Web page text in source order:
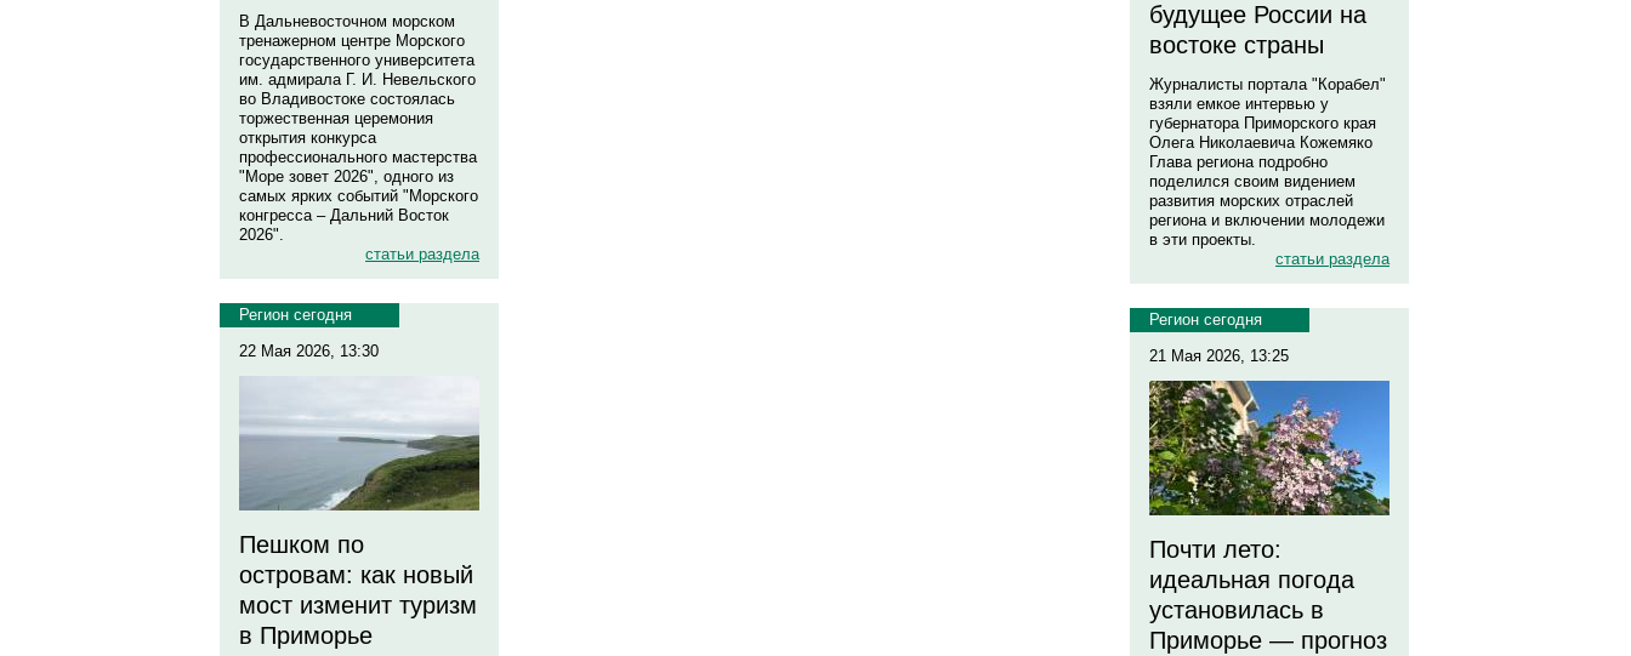
В Дальневосточном морском
тренажерном центре Морского
государственного университета
им. адмирала Г. И. Невельского
во Владивостоке состоялась
торжественная церемония
открытия конкурса
профессионального мастерства
"Море зовет 2026", одного из
самых ярких событий "Морского
конгресса – Дальний Восток
2026".
статьи раздела
Регион сегодня
22 Мая 2026, 13:30
Пешком по
островам: как новый
мост изменит туризм
в Приморье
будущее России на
востоке страны
Журналисты портала "Корабел"
взяли емкое интервью у
губернатора Приморского края
Олега Николаевича Кожемяко
Глава региона подробно
поделился своим видением
развития морских отраслей
региона и включении молодежи
в эти проекты.
статьи раздела
Регион сегодня
21 Мая 2026, 13:25
Почти лето:
идеальная погода
установилась в
Приморье — прогноз